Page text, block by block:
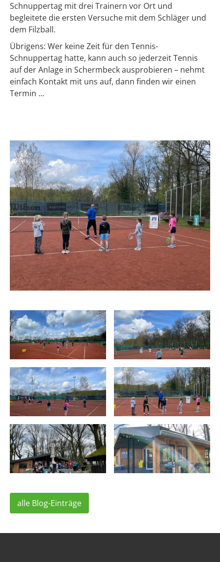
Schnuppertag mit drei Trainern vor Ort und
begleitete die ersten Versuche mit dem Schläger und
dem Filzball.
Übrigens: Wer keine Zeit für den Tennis-
Schnuppertag hatte, kann auch so jederzeit Tennis
auf der Anlage in Schermbeck ausprobieren – nehmt
einfach Kontakt mit uns auf, dann finden wir einen
Termin ...
alle Blog-Einträge